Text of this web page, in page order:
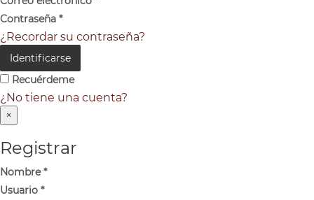
Contraseña *
¿Recordar su contraseña?
Identificarse
Recuérdeme
¿No tiene una cuenta?
×
Registrar
Nombre*
Usuario *